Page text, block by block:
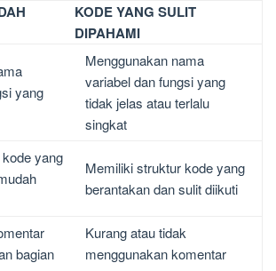
KODE YANG SULIT
DIPAHAMI
yang
Menggunakan nama
variabel dan fungsi yang
tidak jelas atau terlalu
singkat
yang
Memiliki struktur kode yang
berantakan dan sulit diikuti
bagian
Kurang atau tidak
menggunakan komentar